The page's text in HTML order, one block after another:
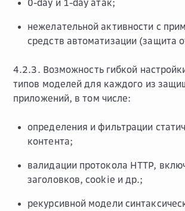
0-day и 1-day атак;
нежелательной активности с
средств автоматизации (защита
4.2.3. Возможность гибкой
типов моделей для каждого из
приложений, в том числе:
определения и фильтрации
контента;
валидации протокола HTTP,
заголовков, cookie и др.;
рекурсивной модели